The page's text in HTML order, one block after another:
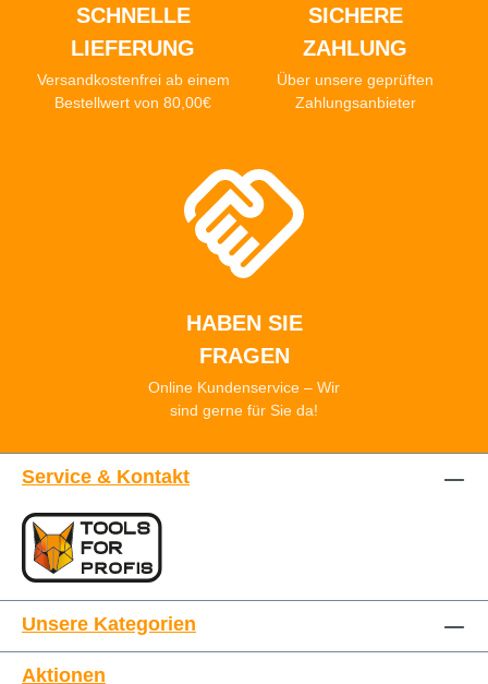
SCHNELLE
LIEFERUNG
Versandkostenfrei ab einem
Bestellwert von 80,00€
SICHERE
ZAHLUNG
Über unsere geprüften
Zahlungsanbieter
HABEN SIE
FRAGEN
Online Kundenservice – Wir
sind gerne für Sie da!
Service & Kontakt
Unsere Kategorien
Aktionen